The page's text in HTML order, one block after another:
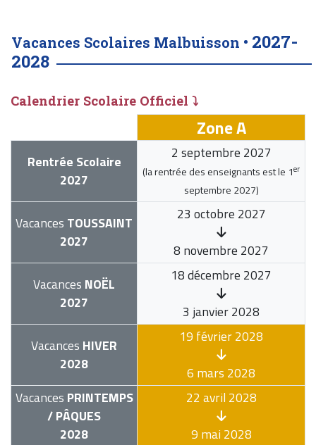
Vacances Scolaires Malbuisson • 2027-
2028
Calendrier Scolaire Officiel ⤵
Zone A
Rentrée Scolaire
2027
2 septembre 2027
(la rentrée des enseignants est le 1er
septembre 2027)
Vacances TOUSSAINT
2027
23 octobre 2027
8 novembre 2027
Vacances NOËL
2027
18 décembre 2027
3 janvier 2028
Vacances HIVER
2028
19 février 2028
6 mars 2028
Vacances PRINTEMPS
/ PÂQUES
2028
22 avril 2028
9 mai 2028